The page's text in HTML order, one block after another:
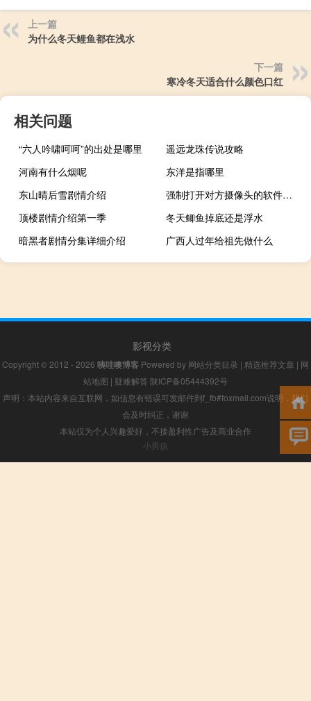
上一篇
为什么冬天鲤鱼都在浅水
下一篇
寒冷冬天适合什么颜色口红
相关问题
“六人吟啸呵呵”的出处是哪里
遥远龙珠传说攻略
河南有什么烟呢
东洋是指哪里
东山晴后雪剧情介绍
强制打开对方摄像头的软件手机版（强制打开摄像头软件）
顶楼剧情介绍第一季
冬天鲫鱼掉底还是浮水
暗黑者剧情分集详细介绍
广西人过年给祖先做什么
影视分类
Copyright © 2012 - 2026 咦哇噢博客 Powered by 网站分类目录 | 精选推荐文章 | 网
站地图 | 疑难解答 陕ICP备05444392号
声明：本站内容来自互联网，如信息有错误可发邮件到f_fb#foxmail.com说明，我们
会及时纠正，谢谢
本站仅为个人兴趣爱好，不接盈利性广告及商业合作
小男孩